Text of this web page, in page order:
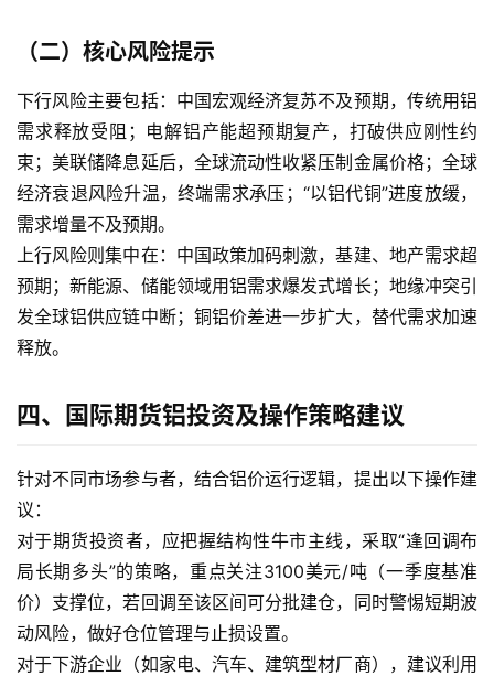
黄
期
货
（二）核心风险提示
下行风险主要包括：中国宏观经济复苏不及预期，传统用铝
需求释放受阻；电解铝产能超预期复产，打破供应刚性约
束；美联储降息延后，全球流动性收紧压制金属价格；全球
经济衰退风险升温，终端需求承压；“以铝代铜”进度放缓，
需求增量不及预期。
上行风险则集中在：中国政策加码刺激，基建、地产需求超
预期；新能源、储能领域用铝需求爆发式增长；地缘冲突引
发全球铝供应链中断；铜铝价差进一步扩大，替代需求加速
释放。
四、国际期货铝投资及操作策略建议
针对不同市场参与者，结合铝价运行逻辑，提出以下操作建
议：
对于期货投资者，应把握结构性牛市主线，采取“逢回调布
局长期多头”的策略，重点关注3100美元/吨（一季度基准
价）支撑位，若回调至该区间可分批建仓，同时警惕短期波
动风险，做好仓位管理与止损设置。
对于下游企业（如家电、汽车、建筑型材厂商），建议利用